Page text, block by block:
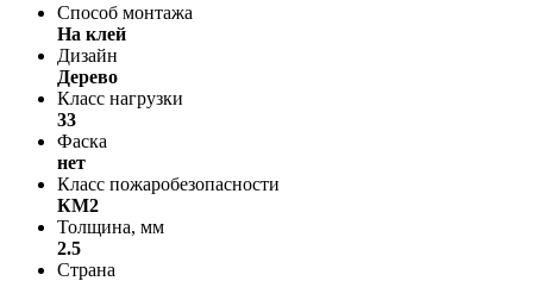
Способ монтажа
На клей
Дизайн
Дерево
Класс нагрузки
33
Фаска
нет
Класс пожаробезопасности
КМ2
Толщина, мм
2.5
Страна